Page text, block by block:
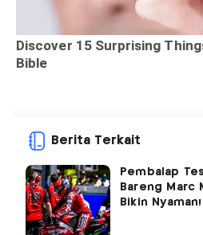
Berita Terkait
Pembalap
Bareng Marc
Bikin Nyaman!